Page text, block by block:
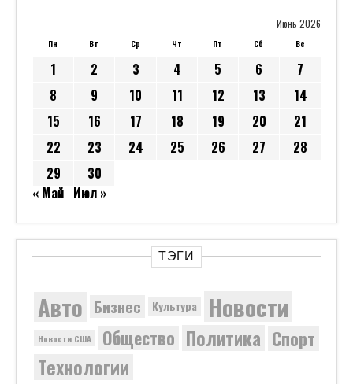
Июнь 2026
Пн Вт Ср Чт Пт Сб Вс
1 2 3 4 5 6
7
8
9 10 11 12 13
14
15
16 17 18 19 20
21
22
23 24 25 26 27
28
29
30
« Май Июл »
ТЭГИ
Авто Бизнес Культура Новости
Новости США Общество Политика Спорт
Технологии